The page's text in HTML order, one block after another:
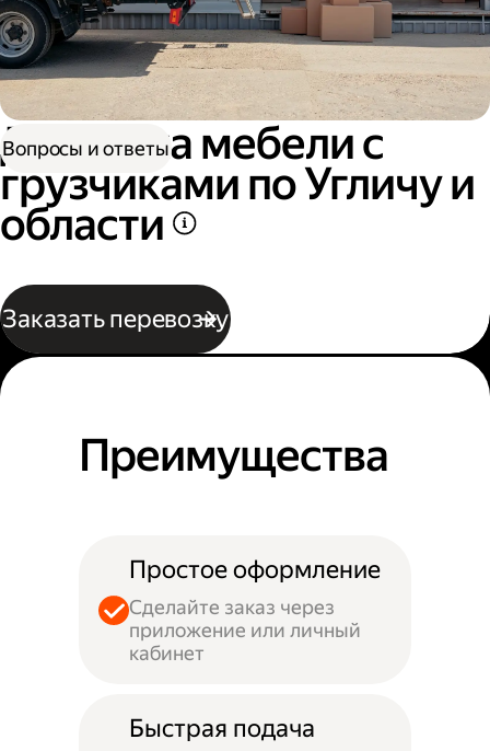
Доставка мебели с
грузчиками по Угличу и
области
Заказать перевозку
Вопросы и ответы
Преимущества
Простое оформление
Сделайте заказ через
приложение или личный
кабинет
Быстрая подача